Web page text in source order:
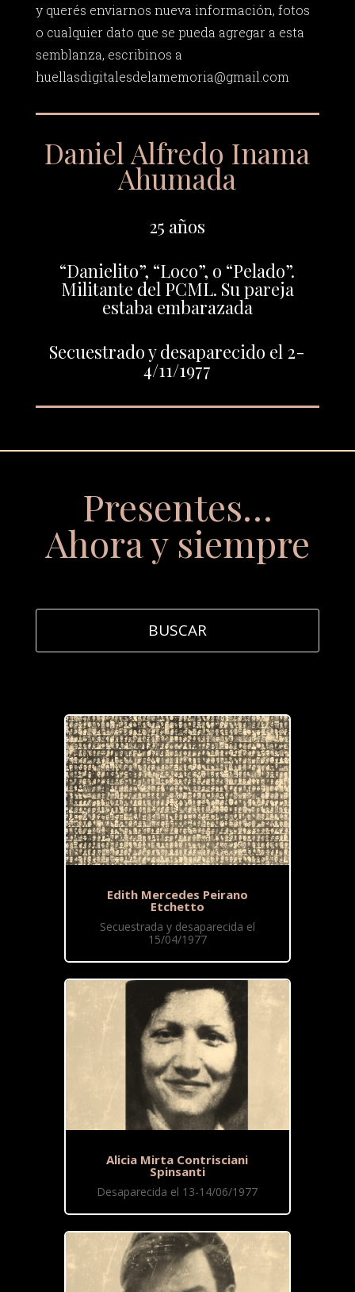
y querés enviarnos nueva información, fotos
o cualquier dato que se pueda agregar a esta
semblanza, escribinos a
huellasdigitalesdelamemoria@gmail.com
Daniel Alfredo Inama
Ahumada
25 años
“Danielito”, “Loco”, o “Pelado”.
Militante del PCML. Su pareja
estaba embarazada
Secuestrado y desaparecido el 2-
4/11/1977
Presentes…
Ahora y siempre
Edith Mercedes Peirano
Etchetto
Secuestrada y desaparecida el
15/04/1977
Alicia Mirta Contrisciani
Spinsanti
Desaparecida el 13-14/06/1977